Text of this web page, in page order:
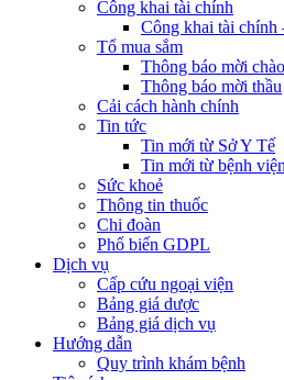
Công khai tài chính
Công khai tài chính
Tổ mua sắm
Thông báo mời
Thông báo mời thầu
Cải cách hành chính
Tin tức
Tin mới từ Sở Y Tế
Tin mới từ bệnh viện
Sức khoẻ
Thông tin thuốc
Chi đoàn
Phổ biến GDPL
Dịch vụ
Cấp cứu ngoại viện
Bảng giá dược
Bảng giá dịch vụ
Hướng dẫn
Quy trình khám bệnh